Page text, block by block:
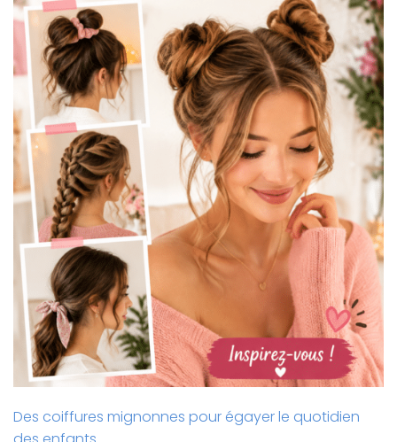
Des coiffures mignonnes pour égayer le quotidien